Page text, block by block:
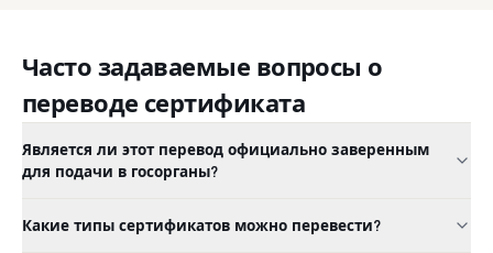
Часто задаваемые вопросы о
переводе сертификата
Является ли этот перевод официально заверенным
для подачи в госорганы?
Какие типы сертификатов можно перевести?